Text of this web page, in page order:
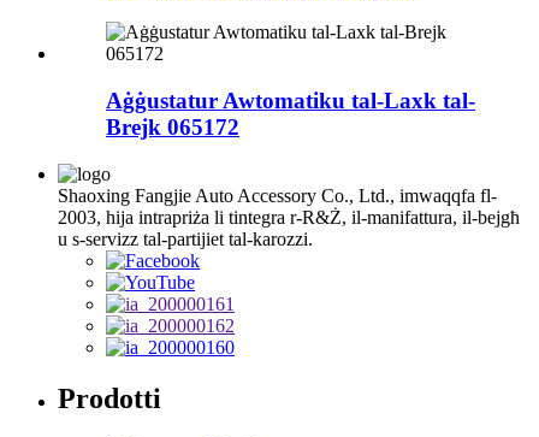
Aġġustatur Awtomatiku tal-Laxk tal-
Brejk 065172
Shaoxing Fangjie Auto Accessory Co., Ltd., imwaqqfa fl-
2003, hija intrapriża li tintegra r-R&Ż, il-manifattura, il-bejgħ
u s-servizz tal-partijiet tal-karozzi.
Prodotti